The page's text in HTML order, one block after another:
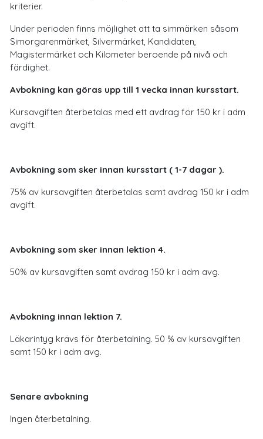
kriterier.
Under perioden finns möjlighet att ta simmärken såsom
Simorgarenmärket, Silvermärket, Kandidaten,
Magistermärket och Kilometer beroende på nivå och
färdighet.
Avbokning kan göras upp till 1 vecka innan kursstart.
Kursavgiften återbetalas med ett avdrag för 150 kr i adm
avgift.
Avbokning som sker innan kursstart ( 1-7 dagar ).
75% av kursavgiften återbetalas samt avdrag 150 kr i adm
avgift.
Avbokning som sker innan lektion 4.
50% av kursavgiften samt avdrag 150 kr i adm avg.
Avbokning innan lektion 7.
Läkarintyg krävs för återbetalning. 50 % av kursavgiften
samt 150 kr i adm avg.
Senare avbokning
Ingen återbetalning.